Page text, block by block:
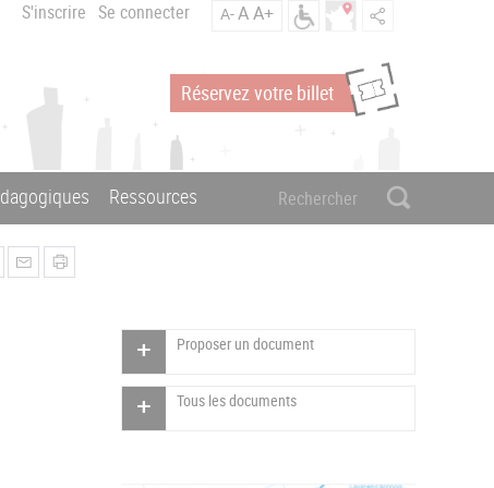
S'inscrire Se connecter A-AA+
Réservez votre billet
Ressources
Proposer un document
Tous les documents